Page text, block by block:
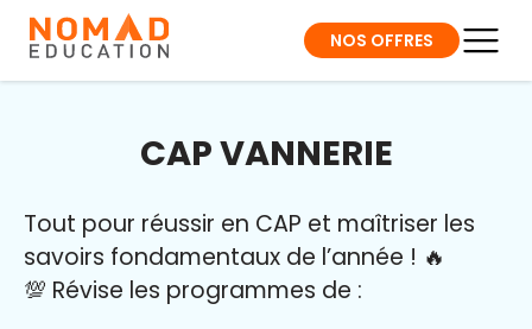
NOS OFFRES
CAP VANNERIE
Tout pour réussir en CAP et maîtriser les
savoirs fondamentaux de l’année ! 🔥
💯 Révise les programmes de :